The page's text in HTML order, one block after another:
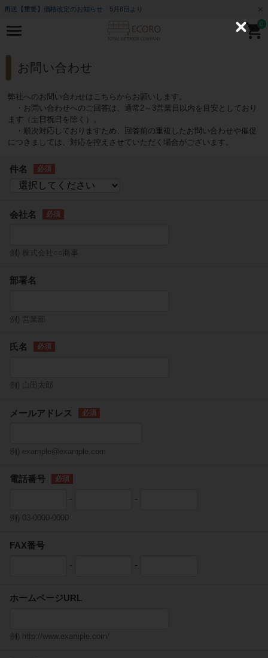
再送【重要】価格改定のお知らせ 5月8日より
0
お問い合わせ
弊社へのお問い合わせはこちらからお願いします。
・お問い合わせへのご回答は、通常2～3営業日以内を目安としており
ます（土日祝日を除く）。
・順次対応しておりますため、回答前の重複したお問い合わせや催促
につきましては、対応を控えさせていただく場合がございます。
件名
会社名
例) 株式会社○○商事
部署名
例) 営業部
氏名
例) 山田太郎
メールアドレス
例) example@example.com
電話番号
-
-
例) 03-0000-0000
FAX番号
-
-
ホームページURL
例) http://www.example.com/
C